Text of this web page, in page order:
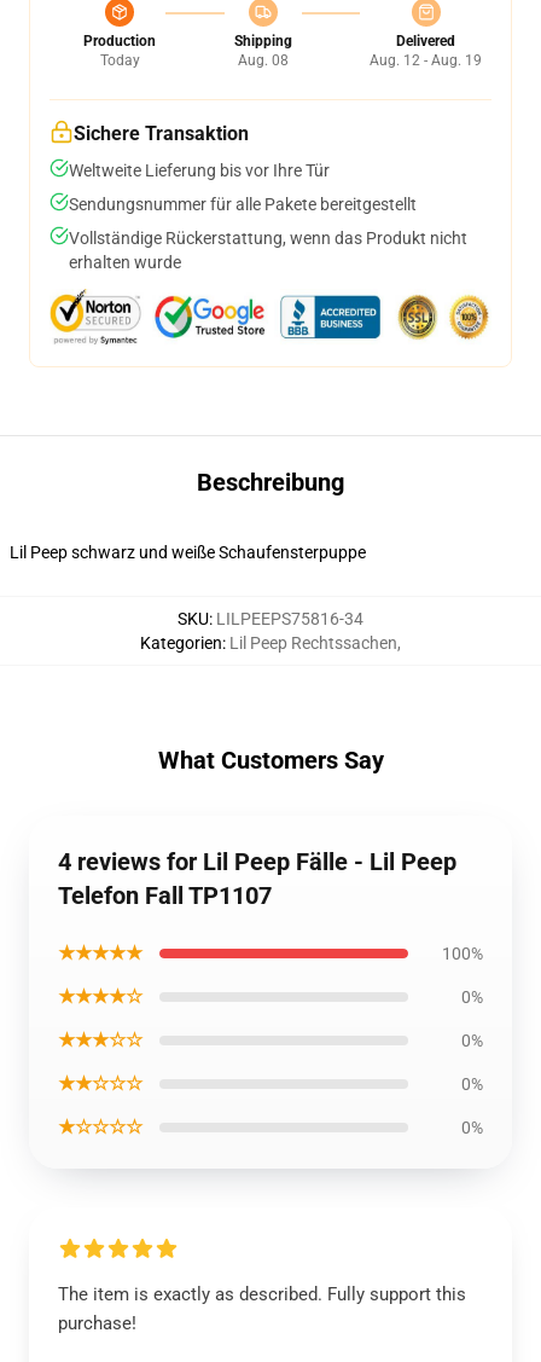
Production
Today
Shipping
Aug. 08
Delivered
Aug. 12 - Aug. 19
Sichere Transaktion
Weltweite Lieferung bis vor Ihre Tür
Sendungsnummer für alle Pakete bereitgestellt
Vollständige Rückerstattung, wenn das Produkt nicht
erhalten wurde
Beschreibung
Lil Peep schwarz und weiße Schaufensterpuppe
SKU: LILPEEPS75816-34
Kategorien: Lil Peep Rechtssachen,
What Customers Say
4 reviews for Lil Peep Fälle - Lil Peep
Telefon Fall TP1107
★★★★★ 100%
★★★★☆ 0%
★★★☆☆ 0%
★★☆☆☆ 0%
★☆☆☆☆ 0%
The item is exactly as described. Fully support this
purchase!